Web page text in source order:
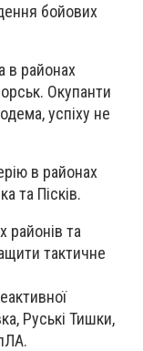
бойових
в районах
Окупанти
успіху не
в районах
та Пісків.
районів та
тактичне
Руські Тишки,